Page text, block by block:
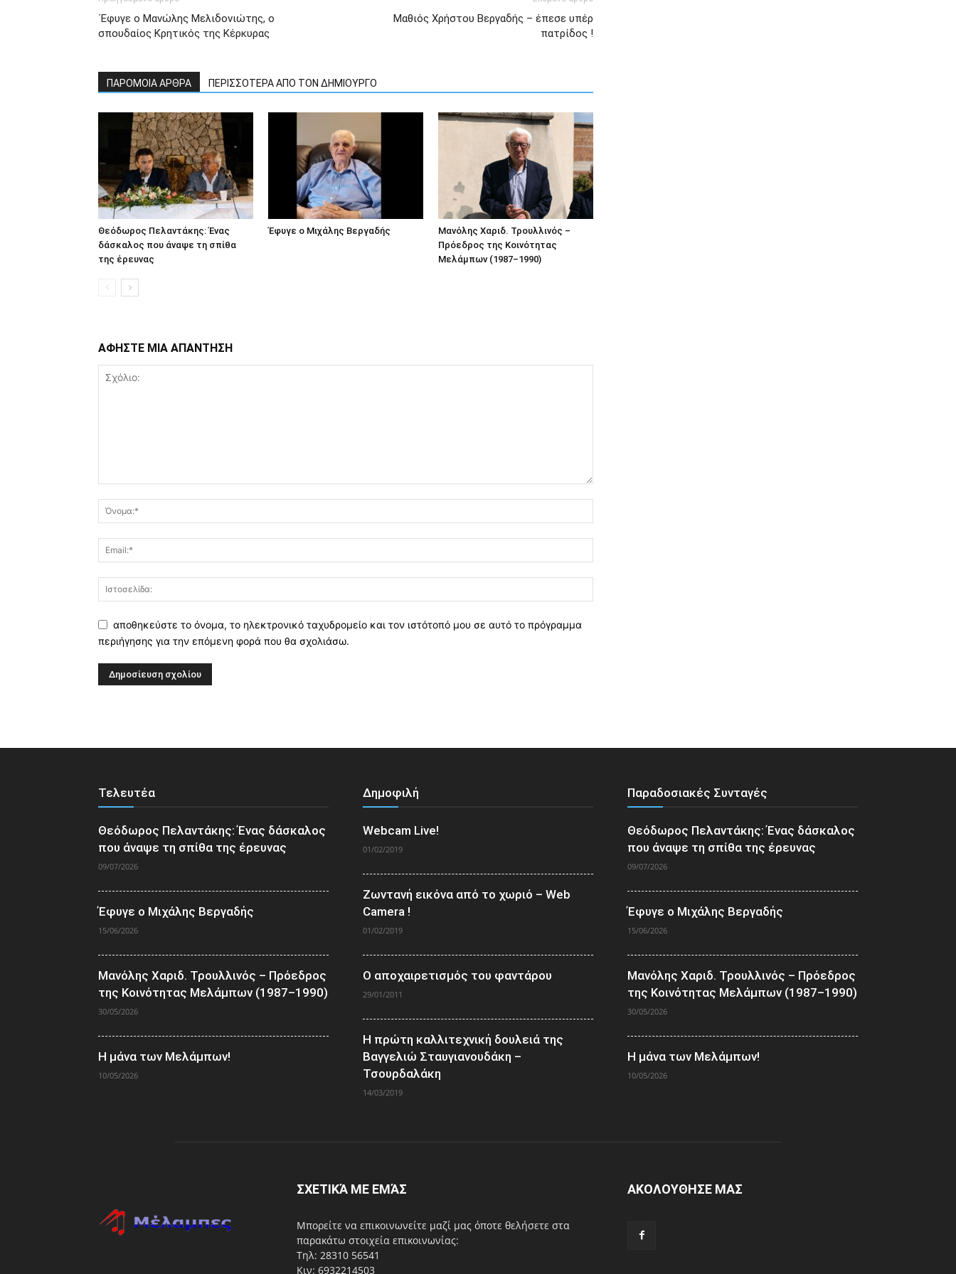
΄Εφυγε ο Μανώλης Μελιδονιώτης, ο
σπουδαίος Κρητικός της Κέρκυρας
Μαθιός Χρήστου Βεργαδής – έπεσε υπέρ
πατρίδος !
ΠΑΡΟΜΟΙΑ ΑΡΘΡΑ ΠΕΡΙΣΣΟΤΕΡΑ ΑΠΟ ΤΟΝ ΔΗΜΙΟΥΡΓΟ
Θεόδωρος Πελαντάκης: Ένας
δάσκαλος που άναψε τη σπίθα
της έρευνας
Έφυγε ο Μιχάλης Βεργαδής
Μανόλης Χαριδ. Τρουλλινός –
Πρόεδρος της Κοινότητας
Μελάμπων (1987–1990)
ΑΦΗΣΤΕ ΜΙΑ ΑΠΑΝΤΗΣΗ
αποθηκεύστε το όνομα, το ηλεκτρονικό ταχυδρομείο και τον ιστότοπό μου σε αυτό το πρόγραμμα
περιήγησης για την επόμενη φορά που θα σχολιάσω.
Τελευτέα
Θεόδωρος Πελαντάκης: Ένας δάσκαλος
που άναψε τη σπίθα της έρευνας
09/07/2026
Έφυγε ο Μιχάλης Βεργαδής
15/06/2026
Μανόλης Χαριδ. Τρουλλινός – Πρόεδρος
της Κοινότητας Μελάμπων (1987–1990)
30/05/2026
Η μάνα των Μελάμπων!
10/05/2026
Δημοφιλή
Webcam Live!
01/02/2019
Ζωντανή εικόνα από το χωριό – Web
Camera !
01/02/2019
Ο αποχαιρετισμός του φαντάρου
29/01/2011
Η πρώτη καλλιτεχνική δουλειά της
Βαγγελιώ Σταυγιανουδάκη –
Τσουρδαλάκη
14/03/2019
Παραδοσιακές Συνταγές
Θεόδωρος Πελαντάκης: Ένας δάσκαλος
που άναψε τη σπίθα της έρευνας
09/07/2026
Έφυγε ο Μιχάλης Βεργαδής
15/06/2026
Μανόλης Χαριδ. Τρουλλινός – Πρόεδρος
της Κοινότητας Μελάμπων (1987–1990)
30/05/2026
Η μάνα των Μελάμπων!
10/05/2026
ΣΧΕΤΙΚΆ ΜΕ ΕΜΆΣ
Μπορείτε να επικοινωνείτε μαζί μας όποτε θελήσετε στα
παρακάτω στοιχεία επικοινωνίας:
Τηλ: 28310 56541
Κιν: 6932214503
ΑΚΟΛΟΥΘΗΣΕ ΜΑΣ